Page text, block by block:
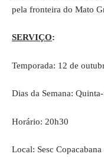
pela fronteira do Mato
SERVIÇO:
Temporada: 12 de
Dias da Semana:
Horário: 20h30
Local: Sesc